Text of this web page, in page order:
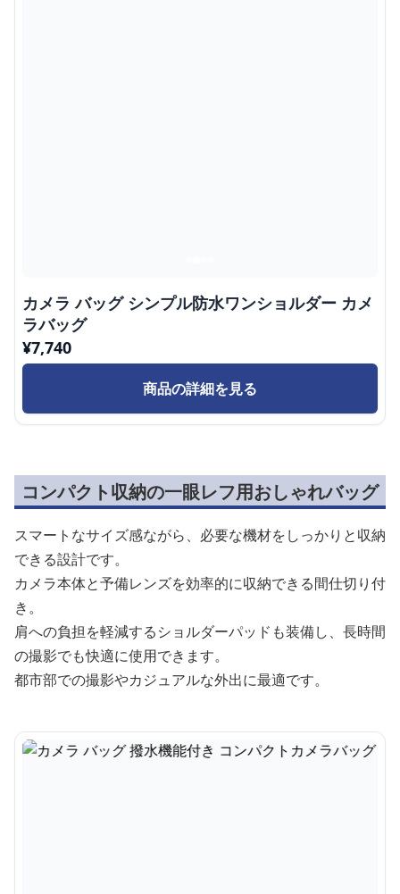
カメラ バッグ シンプル防水ワンショルダー カメ
ラバッグ
¥7,740
商品の詳細を見る
コンパクト収納の一眼レフ用おしゃれバッグ
スマートなサイズ感ながら、必要な機材をしっかりと収納
できる設計です。
カメラ本体と予備レンズを効率的に収納できる間仕切り付
き。
肩への負担を軽減するショルダーパッドも装備し、長時間
の撮影でも快適に使用できます。
都市部での撮影やカジュアルな外出に最適です。